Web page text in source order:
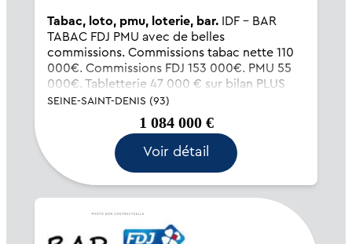
Tabac, loto, pmu, loterie, bar.IDF - BAR
TABAC FDJ PMU avec de belles
commissions. Commissions tabac nette 110
000€. Commissions FDJ 153 000€. PMU 55
000€. Tabletterie 47 000 € sur bilan PLUS
BAR (2/3 kg de café/jour). Autres
Commissions 35 000 €. DEUX appartements
SEINE-SAINT-DENIS (93)
1 084 000 €
Voir détail